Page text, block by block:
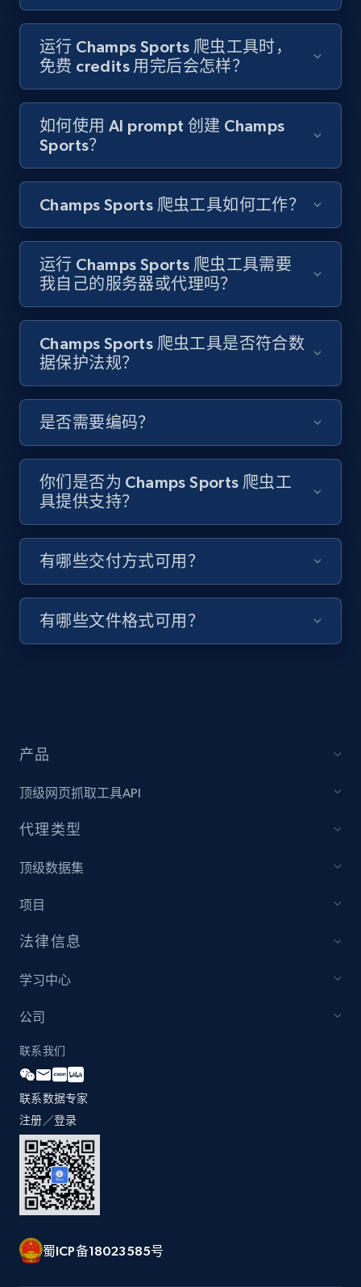
URL, Title, Youtuber, Youtuber md5, Video url,
Video length, Likes, Views, and more.
8.1K+ 716+ 注册使用
Youtube - Videos posts - Search new
youtube videos by keyword
URL, Title, Youtuber, Youtuber md5, Video url,
8.1K+ 716+
Youtube - Videos posts - Discover videos by
channel URL
URL, Title, Youtuber, Youtuber md5, Video url,
Video length, Likes, Views, and more.
8.1K+ 716+ 注册使用
Youtube - Videos posts - Search videos by
filters
URL, Title, Youtuber, Youtuber md5, Video url,
Youtube - Videos posts - Collect YouTube
Video length, Likes, Views, and more.
8.1K+
Youtube - Videos posts - Discovery records
Video length, Likes, Views, and more.
8.1K+
Youtube - Videos posts - Discovery videos
by podcast url
URL, Title, Youtuber, Youtuber md5, Video url,
Video length, Likes, Views, and more.
运行 Champs Sports 爬虫工具时，
免费 credits 用完后会怎样？
如何使用 AI prompt 创建 Champs
Sports？
Champs Sports 爬虫工具如何工作？
运行 Champs Sports 爬虫工具需要
我自己的服务器或代理吗？
Champs Sports 爬虫工具是否符合数
据保护法规？
是否需要编码？
你们是否为 Champs Sports 爬虫工
具提供支持？
有哪些交付方式可用？
有哪些文件格式可用？
产品
顶级网页抓取工具API
代理类型
顶级数据集
项目
法律信息
学习中心
公司
联系我们
联系数据专家
注册／登录
蜀ICP备18023585号